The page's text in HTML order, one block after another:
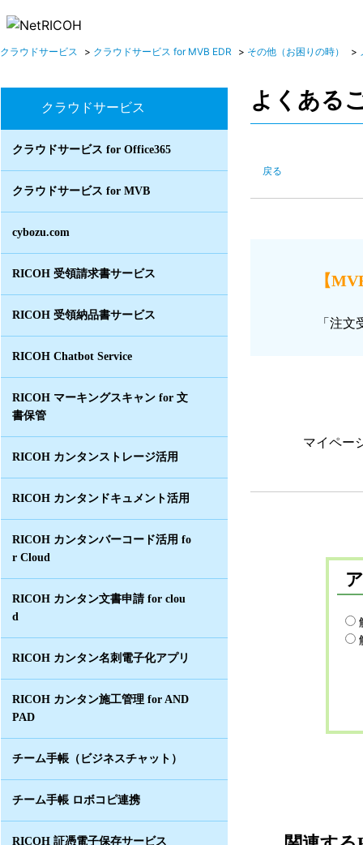
クラウドサービス > クラウドサービス for MVB EDR > その他（お困りの時） >
クラウドサービス
クラウドサービス for Office365
クラウドサービス for MVB
cybozu.com
RICOH 受領請求書サービス
RICOH 受領納品書サービス
RICOH Chatbot Service
RICOH マーキングスキャン for 文
書保管
RICOH カンタンストレージ活用
RICOH カンタンドキュメント活用
RICOH カンタンバーコード活用 fo
r Cloud
RICOH カンタン文書申請 for clou
d
RICOH カンタン名刺電子化アプリ
RICOH カンタン施工管理 for AND
PAD
チーム手帳（ビジネスチャット）
チーム手帳 ロボコピ連携
RICOH 証憑電子保存サービス
よくある
戻る
【
「注
マイペー